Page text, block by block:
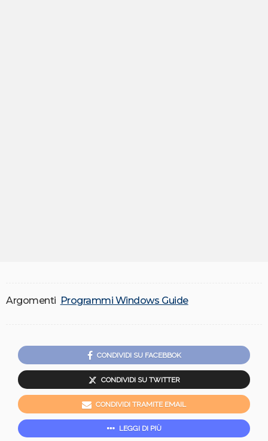
Argomenti Programmi Windows Guide
CONDIVIDI SU FACEBBOK
CONDIVIDI SU TWITTER
CONDIVIDI TRAMITE EMAIL
LEGGI DI PIÙ